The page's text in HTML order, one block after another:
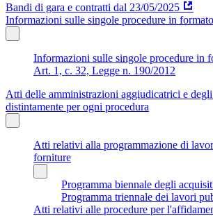
Bandi di gara e contratti dal 23/05/2025
Informazioni sulle singole procedure in
Informazioni sulle singole procedure in
Art. 1, c. 32, Legge n. 190/2012
Atti delle amministrazioni aggiudicatrici e
distintamente per ogni procedura
Atti relativi alla programmazione di
forniture
Programma biennale degli
Programma triennale dei lavori
Atti relativi alle procedure per